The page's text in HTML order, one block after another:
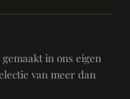
in ons eigen
van meer dan